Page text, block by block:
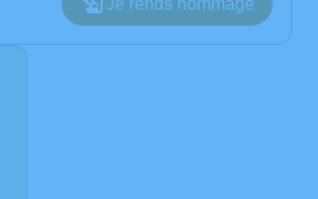
Je rends hommage